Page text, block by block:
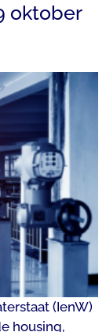
oktober
(IenW)
housing,